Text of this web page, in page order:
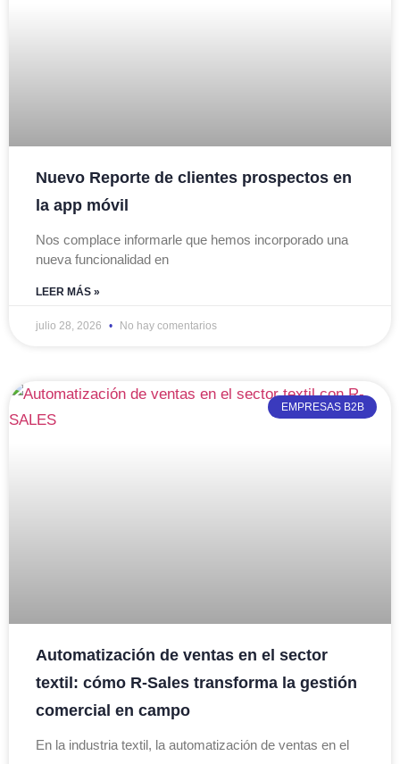
Nuevo Reporte de clientes prospectos en
la app móvil
Nos complace informarle que hemos incorporado una
nueva funcionalidad en
LEER MÁS »
julio 28, 2026 No hay comentarios
EMPRESAS B2B
Automatización de ventas en el sector
textil: cómo R-Sales transforma la gestión
comercial en campo
En la industria textil, la automatización de ventas en el